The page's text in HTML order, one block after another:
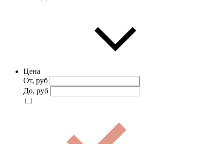
Цена
От, руб
До, руб